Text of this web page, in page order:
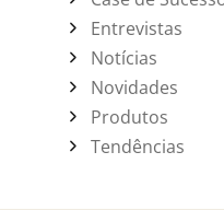
Entrevistas
Notícias
Novidades
Produtos
Tendências